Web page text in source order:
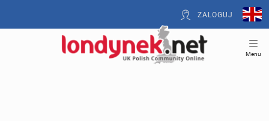
ZALOGUJ
Menu